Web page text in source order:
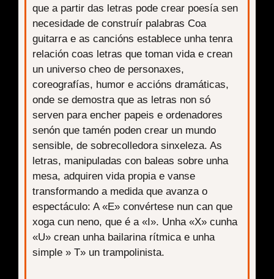
que a partir das letras pode crear poesía sen
necesidade de construír palabras Coa
guitarra e as cancións establece unha tenra
relación coas letras que toman vida e crean
un universo cheo de personaxes,
coreografías, humor e accións dramáticas,
onde se demostra que as letras non só
serven para encher papeis e ordenadores
senón que tamén poden crear un mundo
sensible, de sobrecolledora sinxeleza. As
letras, manipuladas con baleas sobre unha
mesa, adquiren vida propia e vanse
transformando a medida que avanza o
espectáculo: A «E» convértese nun can que
xoga cun neno, que é a «I». Unha «X» cunha
«U» crean unha bailarina rítmica e unha
simple » T» un trampolinista.